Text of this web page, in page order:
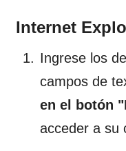
Internet
Ingrese los
campos de
en el botón
acceder a su